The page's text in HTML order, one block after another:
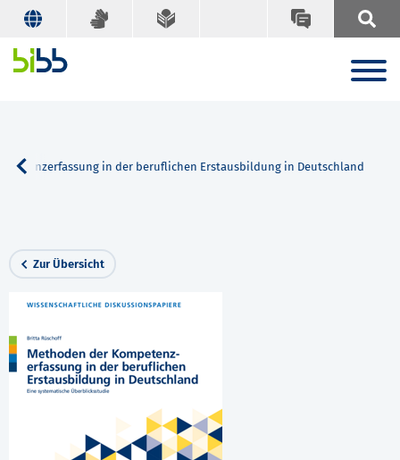
in der beruflichen Erstausbildung in Deutschland
Zur Übersicht